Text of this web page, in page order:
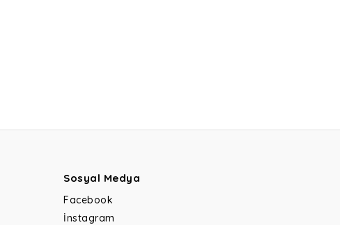
Sosyal Medya
Facebook
İnstagram